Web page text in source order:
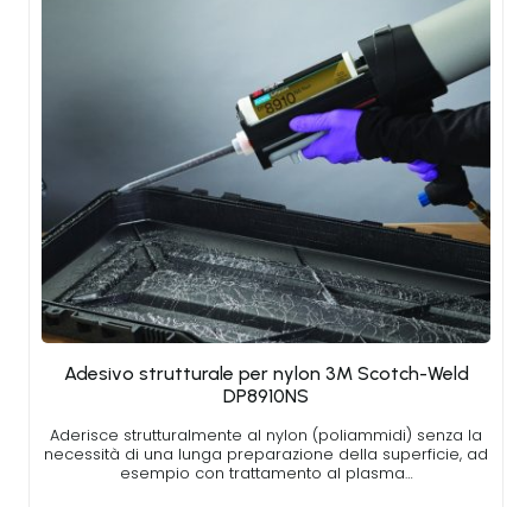
Adesivo strutturale per nylon 3M Scotch-Weld
DP8910NS
Aderisce strutturalmente al nylon (poliammidi) senza la
necessità di una lunga preparazione della superficie, ad
esempio con trattamento al plasma…